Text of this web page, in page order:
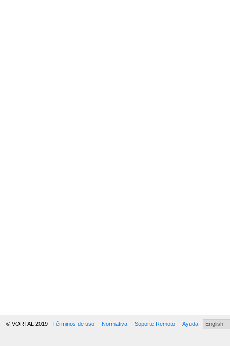
© VORTAL 2019 Términos de uso Normativa Soporte Remoto Ayuda